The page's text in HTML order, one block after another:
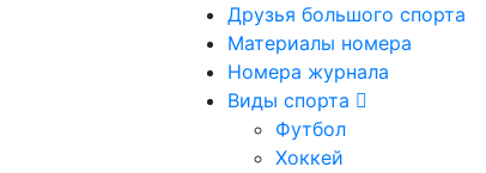
Друзья большого спорта
Материалы номера
Номера журнала
Виды спорта
Футбол
Хоккей